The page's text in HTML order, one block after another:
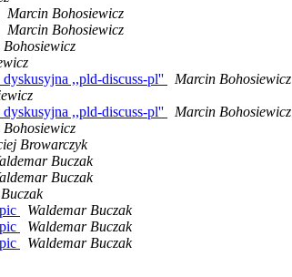
Marcin Bohosiewicz
Marcin Bohosiewicz
,,pld-discuss-pl''
Marcin Bohosiewicz
,,pld-discuss-pl''
Marcin Bohosiewicz
Browarczyk
Buczak
Buczak
Waldemar Buczak
Waldemar Buczak
Waldemar Buczak